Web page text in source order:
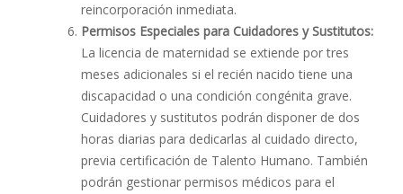
reincorporación inmediata.
Permisos Especiales para Cuidadores y Sustitutos:
La licencia de maternidad se extiende por tres
meses adicionales si el recién nacido tiene una
discapacidad o una condición congénita grave.
Cuidadores y sustitutos podrán disponer de dos
horas diarias para dedicarlas al cuidado directo,
previa certificación de Talento Humano. También
podrán gestionar permisos médicos para el